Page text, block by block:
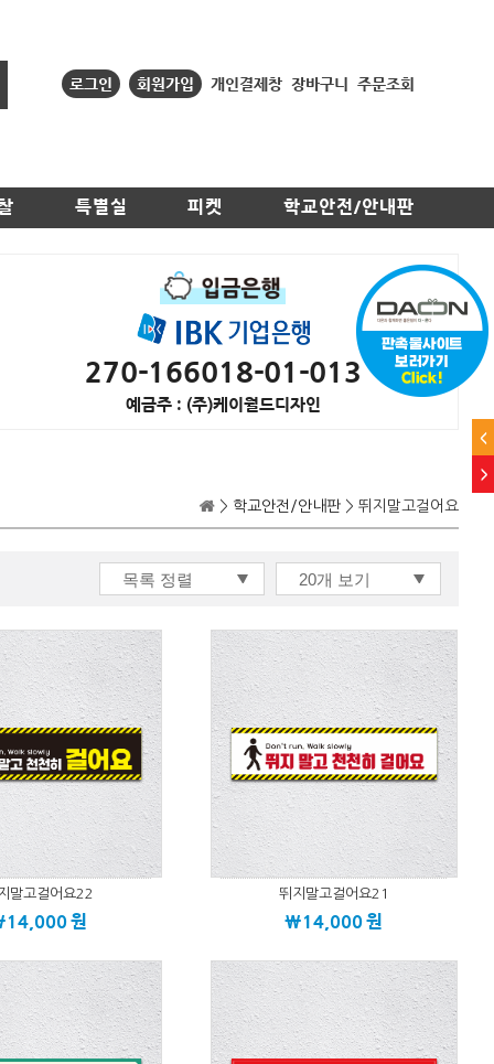
로그인 회원가입 개인결제창 장바구니 주문조회
특별실 피켓 학교안전/안내판
270-166018-01-013
예금주 : (주)케이월드디자인
> 학교안전/안내판 > 뛰지말고걸어요
말고걸어요22
원
뛰지말고걸어요21
\14,000원
<
>